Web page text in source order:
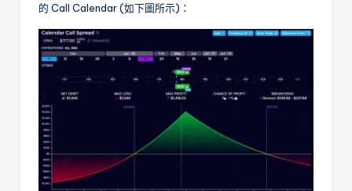
的 Call Calendar (如下圖所示)：